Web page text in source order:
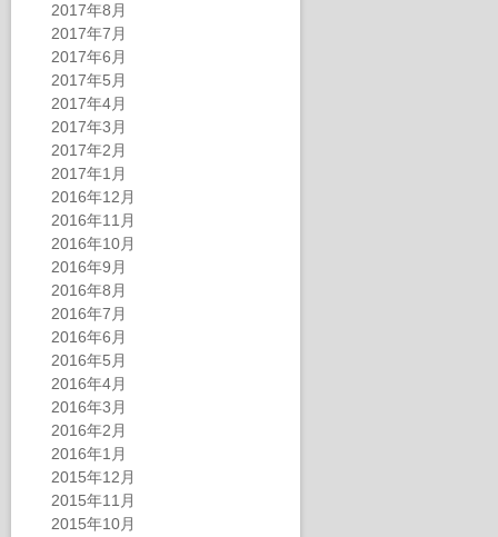
2017年8月
2017年7月
2017年6月
2017年5月
2017年4月
2017年3月
2017年2月
2017年1月
2016年12月
2016年11月
2016年10月
2016年9月
2016年8月
2016年7月
2016年6月
2016年5月
2016年4月
2016年3月
2016年2月
2016年1月
2015年12月
2015年11月
2015年10月